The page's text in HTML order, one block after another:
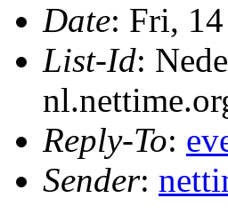
Date: Fri,
List-Id:
Reply-To:
Sender: